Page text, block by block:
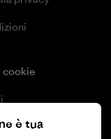
cookie
è tua